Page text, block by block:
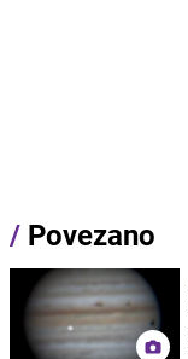
/ Povezano